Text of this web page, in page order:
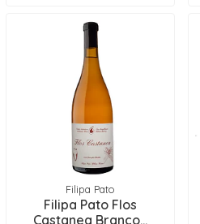
Filipa Pato
Filipa Pato Flos
Castanea Branco...